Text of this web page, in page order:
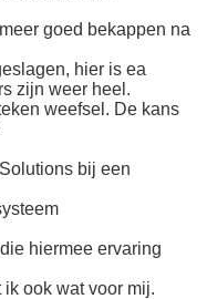
goed bekappen na
hier is ea
zijn weer heel.
weefsel. De kans
bij een
hiermee ervaring
ook wat voor mij.